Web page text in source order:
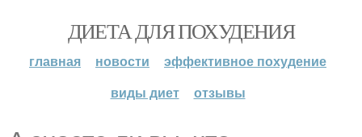
ДИЕТА ДЛЯ ПОХУДЕНИЯ
главная новости
эффективное похудение
виды диет
отзывы